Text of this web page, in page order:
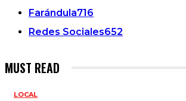
Farándula716
Redes Sociales652
MUST READ
LOCAL